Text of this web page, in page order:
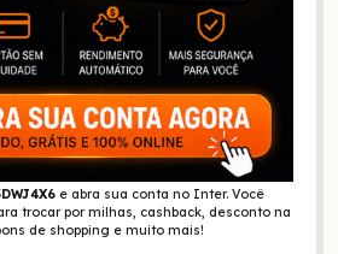
e abra sua conta no Inter. Você
trocar por milhas, cashback, desconto na
de shopping e muito mais!